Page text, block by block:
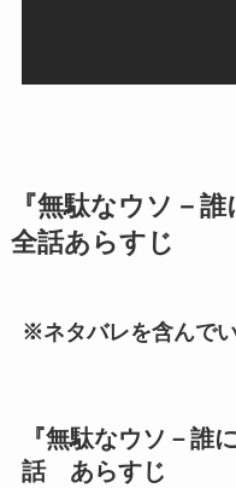
『無駄なウソ－
全話あらすじ
※ネタバレを含んで
『無駄なウソ－誰
話 あらすじ